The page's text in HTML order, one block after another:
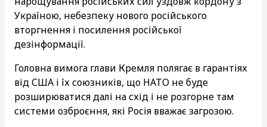
Україною, небезпеку нового російського
вторгнення і посилення російської
дезінформації.
Головна вимога глави Кремля полягає в гарантіях
від США і їх союзників, що НАТО не буде
розширюватися далі на схід і не розгорне там
системи озброєння, які Росія вважає загрозою.